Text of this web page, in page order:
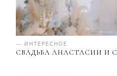
— ИНТЕРЕСНОЕ
СВАДЬБА АНАСТАСИИ И